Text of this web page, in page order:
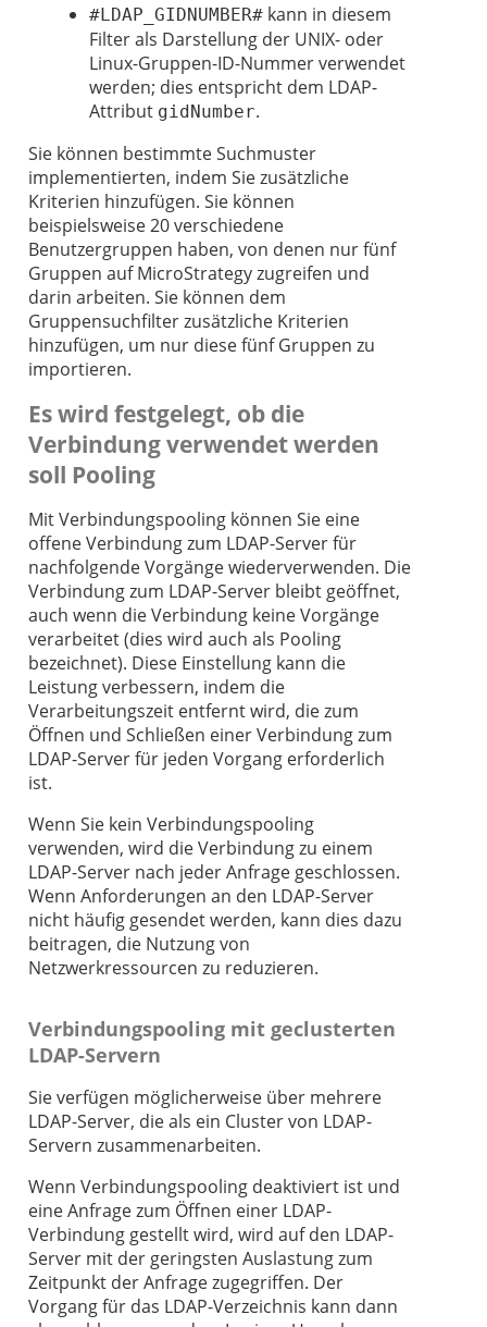
#LDAP_GIDNUMBER# kann in diesem
Filter als Darstellung der UNIX- oder
Linux-Gruppen-ID-Nummer verwendet
werden; dies entspricht dem LDAP-
Attribut gidNumber.
Sie können bestimmte Suchmuster
implementierten, indem Sie zusätzliche
Kriterien hinzufügen. Sie können
beispielsweise 20 verschiedene
Benutzergruppen haben, von denen nur fünf
Gruppen auf MicroStrategy zugreifen und
darin arbeiten. Sie können dem
Gruppensuchfilter zusätzliche Kriterien
hinzufügen, um nur diese fünf Gruppen zu
importieren.
Es wird festgelegt, ob die
Verbindung verwendet werden
soll Pooling
Mit Verbindungspooling können Sie eine
offene Verbindung zum LDAP-Server für
nachfolgende Vorgänge wiederverwenden. Die
Verbindung zum LDAP-Server bleibt geöffnet,
auch wenn die Verbindung keine Vorgänge
verarbeitet (dies wird auch als Pooling
bezeichnet). Diese Einstellung kann die
Leistung verbessern, indem die
Verarbeitungszeit entfernt wird, die zum
Öffnen und Schließen einer Verbindung zum
LDAP-Server für jeden Vorgang erforderlich
ist.
Wenn Sie kein Verbindungspooling
verwenden, wird die Verbindung zu einem
LDAP-Server nach jeder Anfrage geschlossen.
Wenn Anforderungen an den LDAP-Server
nicht häufig gesendet werden, kann dies dazu
beitragen, die Nutzung von
Netzwerkressourcen zu reduzieren.
Verbindungspooling mit geclusterten
LDAP-Servern
Sie verfügen möglicherweise über mehrere
LDAP-Server, die als ein Cluster von LDAP-
Servern zusammenarbeiten.
Wenn Verbindungspooling deaktiviert ist und
eine Anfrage zum Öffnen einer LDAP-
Verbindung gestellt wird, wird auf den LDAP-
Server mit der geringsten Auslastung zum
Zeitpunkt der Anfrage zugegriffen. Der
Vorgang für das LDAP-Verzeichnis kann dann